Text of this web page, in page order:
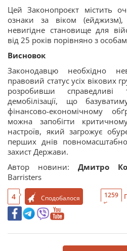
Цей Законопроєкт містить
ознаки за віком
невигідне становище для
від 25 років порівняно з
Висновок
Законодавцю необхідно
правовий статус усіх вікових
розробивши
демобілізації, що
фінансово-економічному
можна запобігти
настроїв, який загрожує
перших днів
захист Держави.
Автор новини: Дмитро
Barristers
4 Сподобалося 1259